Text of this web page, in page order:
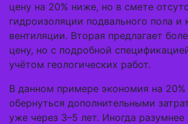
цену на 20% ниже, но в смете
гидроизоляции подвального пола и
вентиляции. Вторая предлагает
цену, но с подробной
учётом геологических работ.
В данном примере экономия на
обернуться дополнительными
уже через 3–5 лет. Иногда разумнее